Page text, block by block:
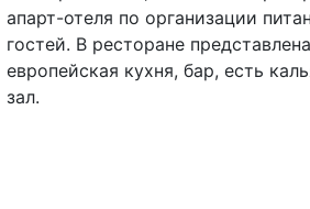
апарт-отеля по организации
гостей. В ресторане представлена
европейская кухня, бар, есть
зал.